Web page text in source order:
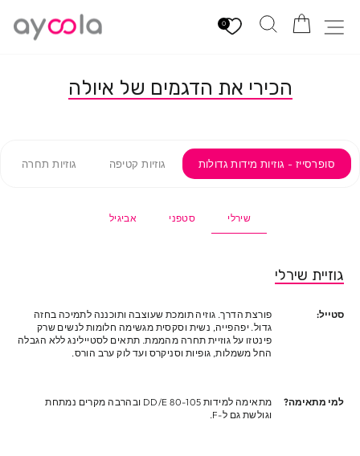
לתוכן
0
חיפוש ניווט באתר
הזמנה
הכירי את הדגמים של איולה
סופרסייז - גוזיות מידות גדולות גוזיות קטיפה גוזיות תחרה
שירלי סטפני אביגיל
גוזיית שירלי
סטייל:
פורצת הדרך. גוזיה תומכת שעוצבה ותוכננה לתמיכה בחזה
גדול. יפהפייה, נשית וסקסית מגשימה חלומות לנשים שרק
פינטזו על גוזיית תחרה מהממת. תתאים לסטיילינג ללא הגבלה
החל משמלות, גופיות וסניקרס ועד לוק ערב הורס.
למי מתאימה?
מתאימה למידות 80-105 DD/E ובהרבה מקרים נמתחת
וגולשת גם ל-F.